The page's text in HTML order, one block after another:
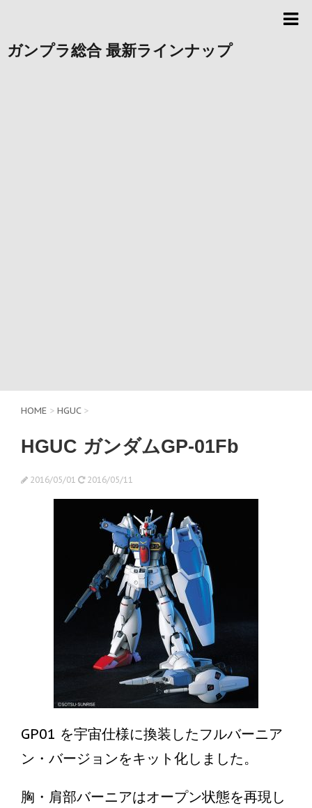
ガンプラ総合 最新ラインナップ
HOME > HGUC >
HGUC ガンダムGP-01Fb
2016/05/01 2016/05/11
GP01 を宇宙仕様に換装したフルバーニア
ン・バージョンをキット化しました。
胸・肩部バーニアはオープン状態を再現し